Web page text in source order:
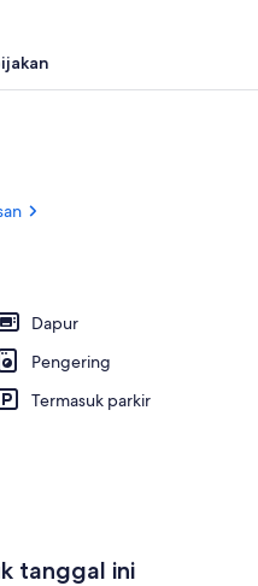
sarapan, makan siang, dan
Dapur
Pengering
Termasuk parkir
tanggal ini